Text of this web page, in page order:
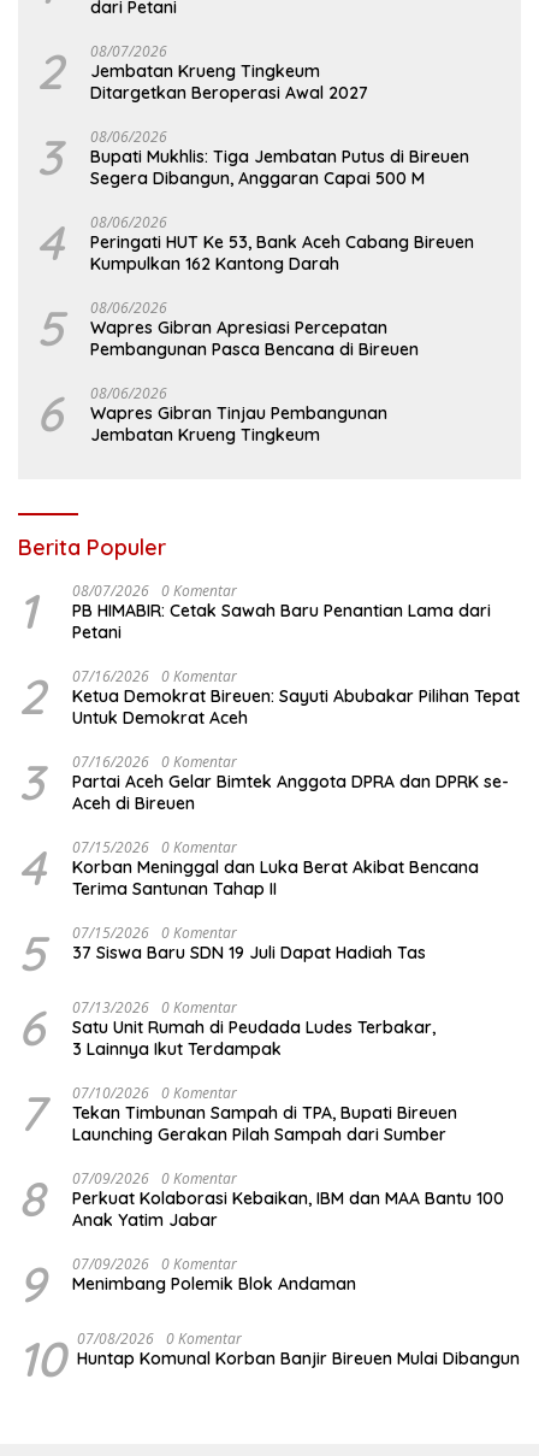
dari Petani
2 08/07/2026
Jembatan Krueng Tingkeum
Ditargetkan Beroperasi Awal 2027
3 08/06/2026
Bupati Mukhlis: Tiga Jembatan Putus di Bireuen
Segera Dibangun, Anggaran Capai 500 M
4 08/06/2026
Peringati HUT Ke 53, Bank Aceh Cabang Bireuen
Kumpulkan 162 Kantong Darah
5 08/06/2026
Wapres Gibran Apresiasi Percepatan
Pembangunan Pasca Bencana di Bireuen
6 08/06/2026
Wapres Gibran Tinjau Pembangunan
Jembatan Krueng Tingkeum
Berita Populer
1 08/07/2026 0 Komentar
PB HIMABIR: Cetak Sawah Baru Penantian Lama dari
Petani
2 07/16/2026 0 Komentar
Ketua Demokrat Bireuen: Sayuti Abubakar Pilihan Tepat
Untuk Demokrat Aceh
3 07/16/2026 0 Komentar
Partai Aceh Gelar Bimtek Anggota DPRA dan DPRK se-
Aceh di Bireuen
4 07/15/2026 0 Komentar
Korban Meninggal dan Luka Berat Akibat Bencana
Terima Santunan Tahap II
5 07/15/2026 0 Komentar
37 Siswa Baru SDN 19 Juli Dapat Hadiah Tas
6 07/13/2026 0 Komentar
Satu Unit Rumah di Peudada Ludes Terbakar,
3 Lainnya Ikut Terdampak
7 07/10/2026 0 Komentar
Tekan Timbunan Sampah di TPA, Bupati Bireuen
Launching Gerakan Pilah Sampah dari Sumber
8 07/09/2026 0 Komentar
Perkuat Kolaborasi Kebaikan, IBM dan MAA Bantu 100
Anak Yatim Jabar
9 07/09/2026 0 Komentar
Menimbang Polemik Blok Andaman
10 07/08/2026 0 Komentar
Huntap Komunal Korban Banjir Bireuen Mulai Dibangun